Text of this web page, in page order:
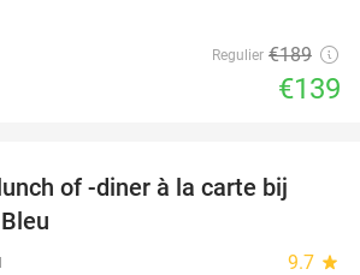
Regulier €189
€139
37%
of -diner à la carte bij
9.7 star